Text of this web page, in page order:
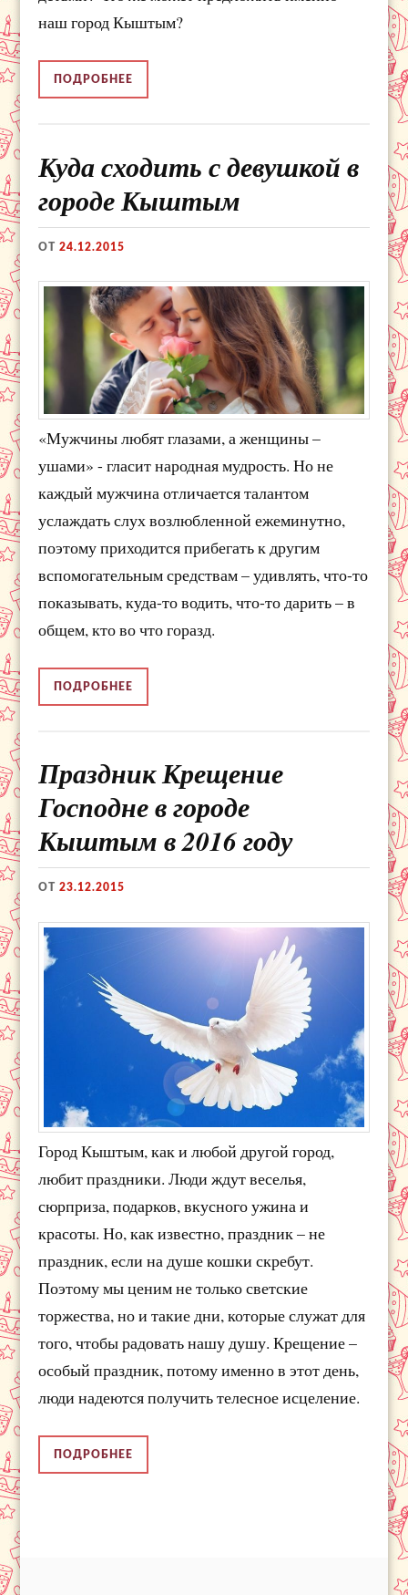
наш город Кыштым?
ПОДРОБНЕЕ
Куда сходить с девушкой в
городе Кыштым
ОТ24.12.2015
«Мужчины любят глазами, а женщины –
ушами» - гласит народная мудрость. Но не
каждый мужчина отличается талантом
услаждать слух возлюбленной ежеминутно,
поэтому приходится прибегать к другим
вспомогательным средствам – удивлять, что-то
показывать, куда-то водить, что-то дарить – в
общем, кто во что горазд.
ПОДРОБНЕЕ
Праздник Крещение
Господне в городе
Кыштым в 2016 году
ОТ23.12.2015
Город Кыштым, как и любой другой город,
любит праздники. Люди ждут веселья,
сюрприза, подарков, вкусного ужина и
красоты. Но, как известно, праздник – не
праздник, если на душе кошки скребут.
Поэтому мы ценим не только светские
торжества, но и такие дни, которые служат для
того, чтобы радовать нашу душу. Крещение –
особый праздник, потому именно в этот день,
люди надеются получить телесное исцеление.
ПОДРОБНЕЕ